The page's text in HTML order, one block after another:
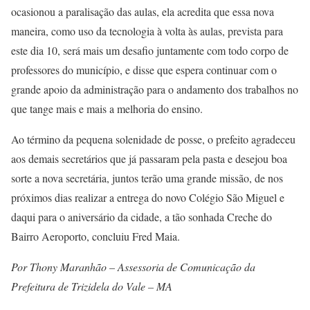
ocasionou a paralisação das aulas, ela acredita que essa nova
maneira, como uso da tecnologia à volta às aulas, prevista para
este dia 10, será mais um desafio juntamente com todo corpo de
professores do município, e disse que espera continuar com o
grande apoio da administração para o andamento dos trabalhos no
que tange mais e mais a melhoria do ensino.
Ao término da pequena solenidade de posse, o prefeito agradeceu
aos demais secretários que já passaram pela pasta e desejou boa
sorte a nova secretária, juntos terão uma grande missão, de nos
próximos dias realizar a entrega do novo Colégio São Miguel e
daqui para o aniversário da cidade, a tão sonhada Creche do
Bairro Aeroporto, concluiu Fred Maia.
Por Thony Maranhão – Assessoria de Comunicação da
Prefeitura de Trizidela do Vale – MA